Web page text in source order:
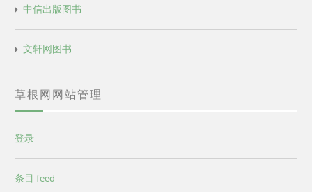
中信出版图书
文轩网图书
草根网网站管理
登录
条目 feed